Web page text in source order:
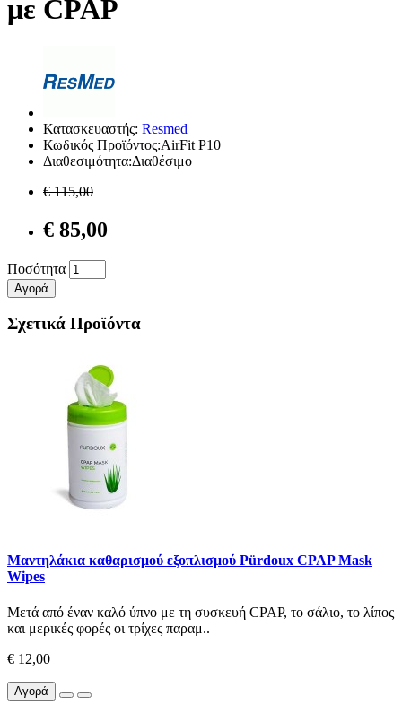
με CPAP
Κατασκευαστής: Resmed
Κωδικός Προϊόντος:AirFit P10
Διαθεσιμότητα:Διαθέσιμο
€ 115,00
€ 85,00
Ποσότητα
Αγορά
Σχετικά Προϊόντα
Μαντηλάκια καθαρισμού εξοπλισμού Pürdoux CPAP Mask
Wipes
Μετά από έναν καλό ύπνο με τη συσκευή CPAP, το σάλιο, το λίπος
και μερικές φορές οι τρίχες παραμ..
€ 12,00
Αγορά